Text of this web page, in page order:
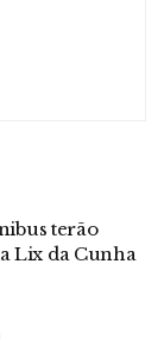
terão
Lix da Cunha